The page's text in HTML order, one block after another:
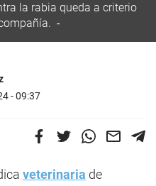
la rabia queda a criterio
- 09:37
veterinaria de